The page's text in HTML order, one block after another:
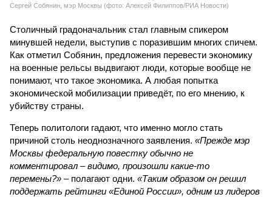
Сергей Собянин, мэр Москвы (фото: Алексей Филиппов/РИА Новости)
Столичный градоначальник стал главным спикером
минувшей недели, выступив с поразившим многих спичем.
Как отметил Собянин, предложения перевести экономику
на военные рельсы выдвигают люди, которые вообще не
понимают, что такое экономика. А любая попытка
экономической мобилизации приведёт, по его мнению, к
убийству страны.
Теперь политологи гадают, что именно могло стать
причиной столь неоднозначного заявления. «Прежде мэр
Москвы федеральную повестку обычно не
комментировал – видимо, произошли какие-то
перемены?» – полагают одни. «Таким образом он решил
поддержать рейтинги «Единой России», одним из лидеров